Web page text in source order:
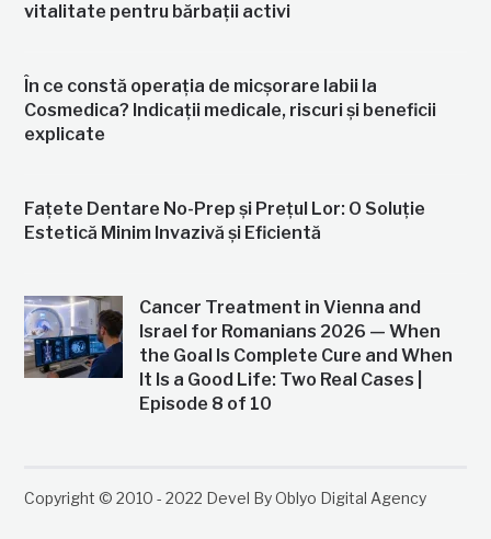
vitalitate pentru bărbații activi
În ce constă operația de micșorare labii la
Cosmedica? Indicații medicale, riscuri și beneficii
explicate
Fațete Dentare No-Prep și Prețul Lor: O Soluție
Estetică Minim Invazivă și Eficientă
Cancer Treatment in Vienna and
Israel for Romanians 2026 — When
the Goal Is Complete Cure and When
It Is a Good Life: Two Real Cases |
Episode 8 of 10
Copyright © 2010 - 2022 Devel By Oblyo Digital Agency